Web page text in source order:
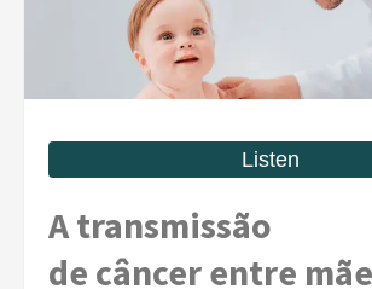
A transmissão
de câncerentre